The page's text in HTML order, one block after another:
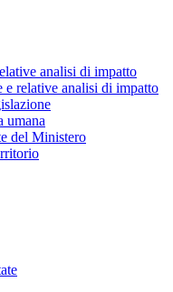
analisi di impatto
e relative analisi di impatto
umana
del Ministero